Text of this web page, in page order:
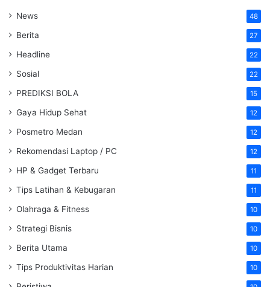
News 48
Berita 27
Headline 22
Sosial 22
PREDIKSI BOLA 15
Gaya Hidup Sehat 12
Posmetro Medan 12
Rekomendasi Laptop / PC 12
HP & Gadget Terbaru 11
Tips Latihan & Kebugaran 11
Olahraga & Fitness 10
Strategi Bisnis 10
Berita Utama 10
Tips Produktivitas Harian 10